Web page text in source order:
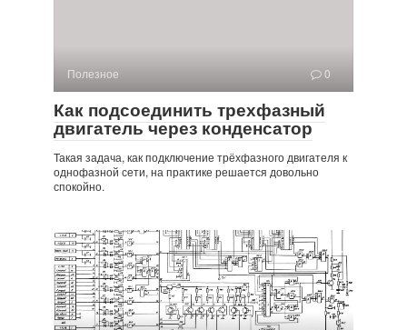
Полезное 0
Как подсоединить трехфазный
двигатель через конденсатор
Такая задача, как подключение трёхфазного двигателя к
однофазной сети, на практике решается довольно
спокойно.